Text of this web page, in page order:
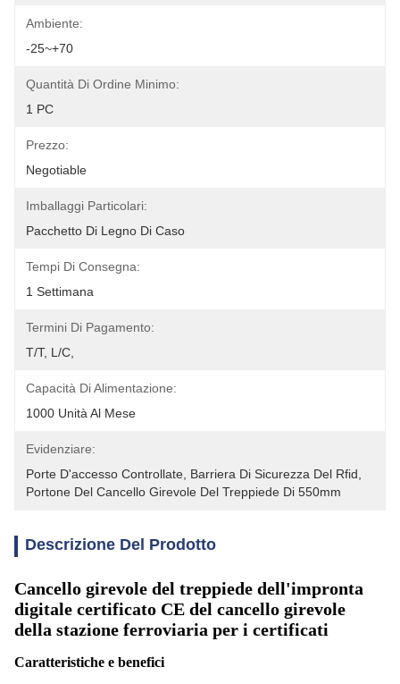
Ambiente:
-25~+70
Quantità Di Ordine Minimo:
1 PC
Prezzo:
Negotiable
Imballaggi Particolari:
Pacchetto Di Legno Di Caso
Tempi Di Consegna:
1 Settimana
Termini Di Pagamento:
T/T, L/C,
Capacità Di Alimentazione:
1000 Unità Al Mese
Evidenziare:
Porte D'accesso Controllate Barriera Di Sicurezza Del Rfid
Portone Del Cancello Girevole Del Treppiede Di 550mm
Descrizione Del Prodotto
Cancello girevole del treppiede dell'impronta
digitale certificato CE del cancello girevole
della stazione ferroviaria per i certificati
Caratteristiche e benefici